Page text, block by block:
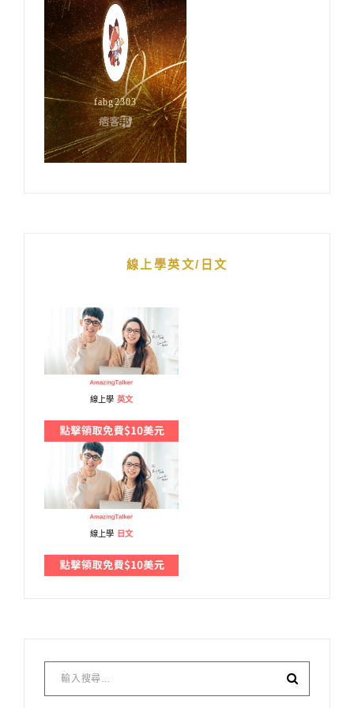
線上學英文/日文
線上學 英文
線上學 日文